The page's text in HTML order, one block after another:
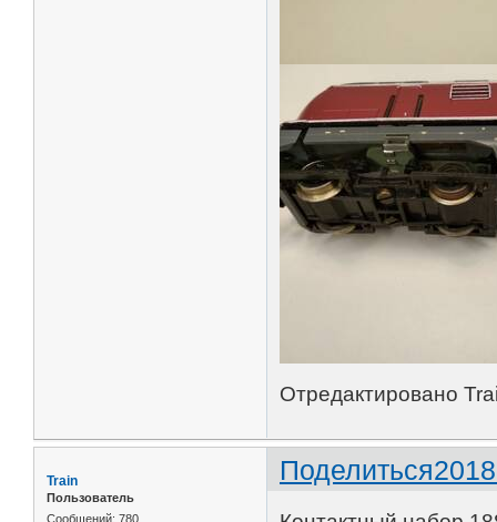
Отредактировано
Поделиться
Train
Пользователь
Сообщений: 780